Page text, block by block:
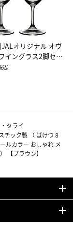
オリジナル オヴ
イングラス2脚セッ
イン）
込）
タライ
チック製 （ ばけつ 8
ルカラー おしゃれ メ
【ブラウン】